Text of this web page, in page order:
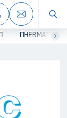
ПНЕВМАТИКА